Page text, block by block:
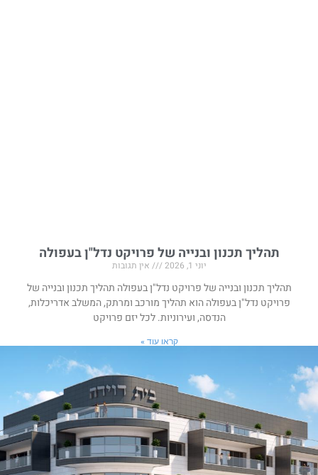
תהליך תכנון ובנייה של פרויקט נדל"ן בעפולה
יוני 1, 2026 אין תגובות
תהליך תכנון ובנייה של פרויקט נדל"ן בעפולה תהליך תכנון ובנייה של
פרויקט נדל"ן בעפולה הוא תהליך מורכב ומרתק, המשלב אדריכלות,
הנדסה, ועירוניות. לכל יזם פרויקט
קראו עוד »